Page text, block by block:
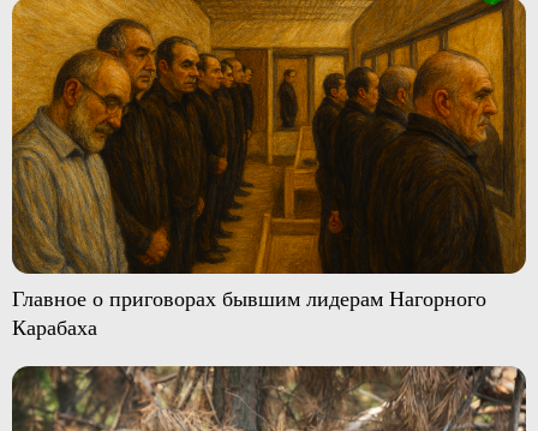
Главное о приговорах бывшим лидерам Нагорного
Карабаха